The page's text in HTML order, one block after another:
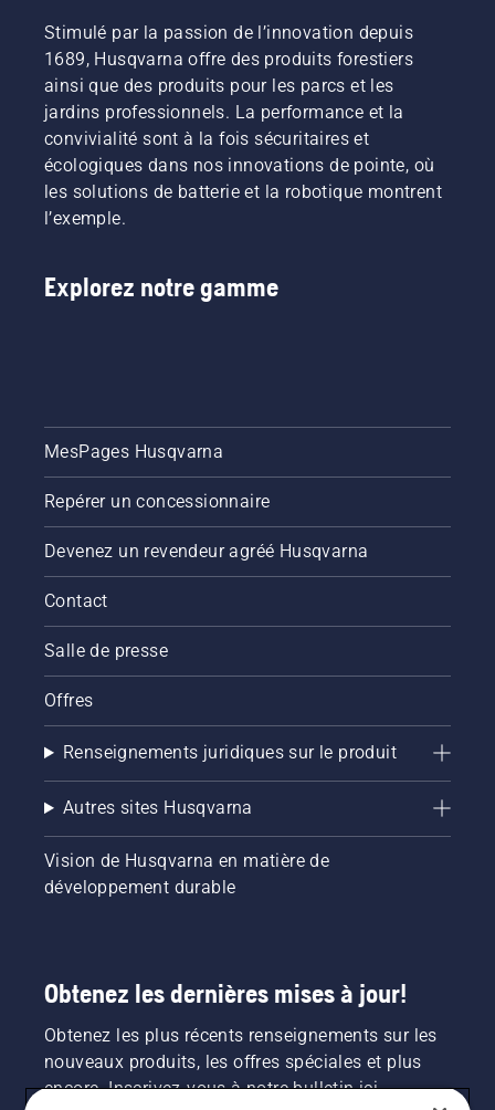
Stimulé par la passion de l’innovation depuis
1689, Husqvarna offre des produits forestiers
ainsi que des produits pour les parcs et les
jardins professionnels. La performance et la
convivialité sont à la fois sécuritaires et
écologiques dans nos innovations de pointe, où
les solutions de batterie et la robotique montrent
l’exemple.
Explorez notre gamme
MesPages Husqvarna
Repérer un concessionnaire
Devenez un revendeur agréé Husqvarna
Contact
Salle de presse
Offres
Renseignements juridiques sur le produit
Autres sites Husqvarna
Vision de Husqvarna en matière de
développement durable
Obtenez les dernières mises à jour!
Obtenez les plus récents renseignements sur les
nouveaux produits, les offres spéciales et plus
encore. Inscrivez-vous à notre bulletin ici.